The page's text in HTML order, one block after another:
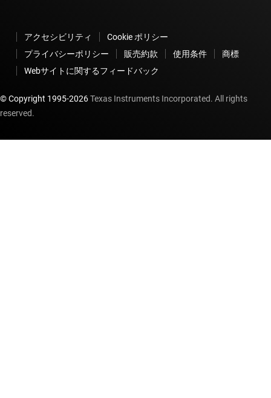
アクセシビリティ
Cookie ポリシー
プライバシーポリシー
販売約款 使用条件
商標
Webサイトに関するフィードバック
© Copyright 1995-2026Texas Instruments Incorporated. All rights
reserved.